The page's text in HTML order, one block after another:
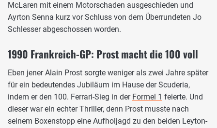
McLaren mit einem Motorschaden ausgeschieden und
Ayrton Senna kurz vor Schluss von dem Überrundeten Jo
Schlesser abgeschossen worden.
1990 Frankreich-GP: Prost macht die 100 voll
Eben jener Alain Prost sorgte weniger als zwei Jahre später
für ein bedeutendes Jubiläum im Hause der Scuderia,
indem er den 100. Ferrari-Sieg in der Formel 1 feierte. Und
dieser war ein echter Thriller, denn Prost musste nach
seinem Boxenstopp eine Aufholjagd zu den beiden Leyton-